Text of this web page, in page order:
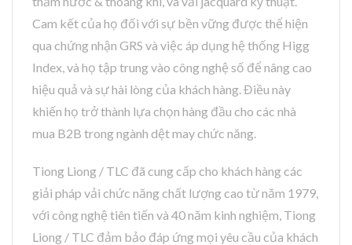
Cam kết của họ đối với sự bền vững được thể hiện
qua chứng nhận GRS và việc áp dụng hệ thống Higg
Index, và họ tập trung vào công nghệ số để nâng cao
hiệu quả và sự hài lòng của khách hàng. Điều này
khiến họ trở thành lựa chọn hàng đầu cho các nhà
mua B2B trong ngành dệt may chức năng.
Tiong Liong / TLC đã cung cấp cho khách hàng các
giải pháp vải chức năng chất lượng cao từ năm 1979,
với công nghệ tiên tiến và 40 năm kinh nghiệm, Tiong
Liong / TLC đảm bảo đáp ứng mọi yêu cầu của khách